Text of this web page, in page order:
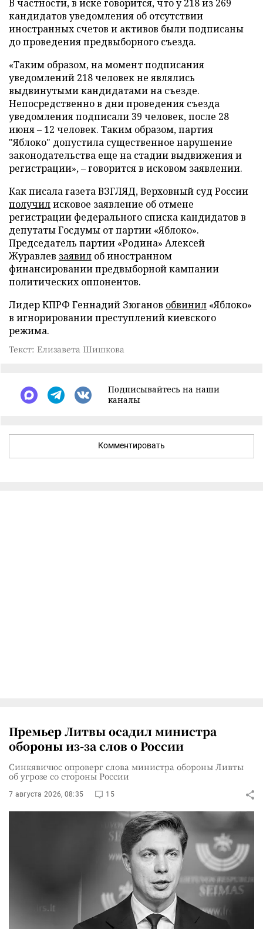
В частности, в иске говорится, что у 218 из 269
кандидатов уведомления об отсутствии
иностранных счетов и активов были подписаны
до проведения предвыборного съезда.
«Таким образом, на момент подписания
уведомлений 218 человек не являлись
выдвинутыми кандидатами на съезде.
Непосредственно в дни проведения съезда
уведомления подписали 39 человек, после 28
июня – 12 человек. Таким образом, партия
"Яблоко" допустила существенное нарушение
законодательства еще на стадии выдвижения и
регистрации», – говорится в исковом заявлении.
Как писала газета ВЗГЛЯД, Верховный суд России
получилисковое заявление об отмене
регистрации федерального списка кандидатов в
депутаты Госдумы от партии «Яблоко».
Председатель партии «Родина» Алексей
Журавлев заявил об иностранном
финансировании предвыборной кампании
политических оппонентов.
Лидер КПРФ Геннадий Зюганов обвинил «Яблоко»
в игнорировании преступлений киевского
режима.
Текст: Елизавета Шишкова
Подписывайтесь на наши
каналы
Комментировать
Премьер Литвы осадил министра
обороны из-за слов о России
Синкявичюс опроверг слова министра обороны Ливты
об угрозе со стороны России
7 августа 2026, 08:35 15